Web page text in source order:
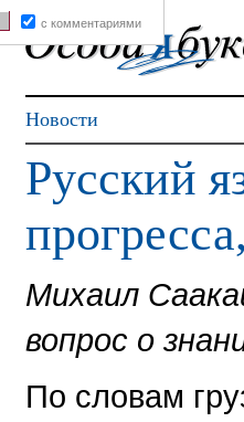
Новости
Русский
Михаил
вопрос о
По словам
с комментариями